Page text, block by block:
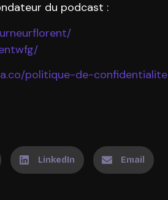
du podcast :
politique-de-confidentialite
LinkedIn Email